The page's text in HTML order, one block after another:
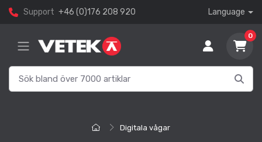
Support +46 (0)176 208 920 Language
0
Digitala vågar